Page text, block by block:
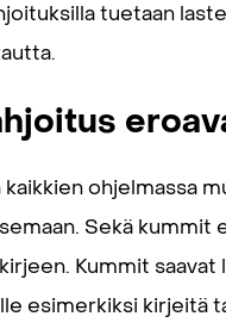
tuetaan
ohjelmassa
Sekä kummit
Kummit
esimerkiksi kirjeitä